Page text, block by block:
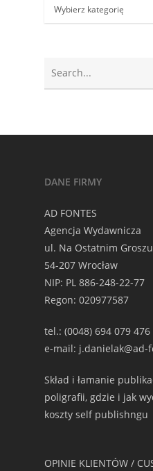
Kategorie
DANE FIRMY
AD FONTES
Agencja Wydawnicza
ul. Na Ostatnim
54-207 Wrocław
NIP: PL 886-248-22-77
Regon: 020977587
tel.: (0048) 694 079 476
e-mail: j.danielak@ad-
Skład i łamanie
poligrafii, gdzie i jak
koszty self publishngu
OPINIE KLIENTÓW /